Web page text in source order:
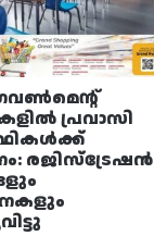
പ്രവാസി
രജിസ്ട്രേഷൻ